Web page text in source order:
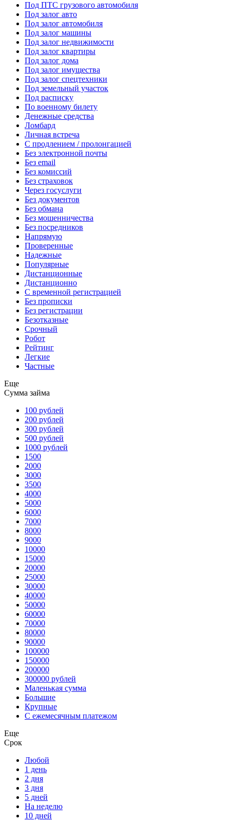
Под ПТС грузового автомобиля
Под залог авто
Под залог автомобиля
Под залог машины
Под залог недвижимости
Под залог квартиры
Под залог дома
Под залог имущества
Под залог спецтехники
Под земельный участок
Под расписку
По военному билету
Денежные средства
Ломбард
Личная встреча
С продлением / пролонгацией
Без электронной почты
Без email
Без комиссий
Без страховок
Через госуслуги
Без документов
Без обмана
Без мошенничества
Без посредников
Напрямую
Проверенные
Надежные
Популярные
Дистанционные
Дистанционно
С временной регистрацией
Без прописки
Без регистрации
Безотказные
Срочный
Робот
Рейтинг
Легкие
Частные
Еще
Сумма займа
100 рублей
200 рублей
300 рублей
500 рублей
1000 рублей
1500
2000
3000
3500
4000
5000
6000
7000
8000
9000
10000
15000
20000
25000
30000
40000
50000
60000
70000
80000
90000
100000
150000
200000
300000 рублей
Маленькая сумма
Большие
Крупные
С ежемесячным платежом
Еще
Срок
Любой
1 день
2 дня
3 дня
5 дней
На неделю
10 дней